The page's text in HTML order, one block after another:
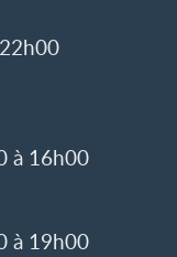
à 16h00
à 19h00